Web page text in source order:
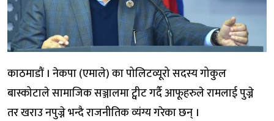
काठमाडौं । नेकपा (एमाले) का पोलिटव्यूरो सदस्य गोकुल
बास्कोटाले सामाजिक सञ्जालमा ट्वीट गर्दै आफूहरुले रामलाई पुज्ने
तर खराउ नपुज्ने भन्दै राजनीतिक व्यंग्य गरेका छन् ।